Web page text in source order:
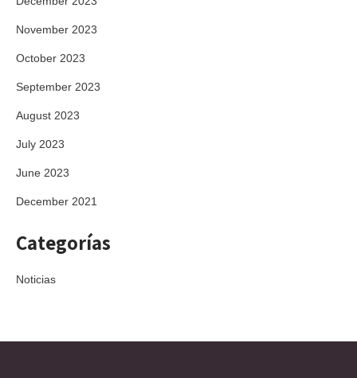
November 2023
October 2023
September 2023
August 2023
July 2023
June 2023
December 2021
Categorías
Noticias